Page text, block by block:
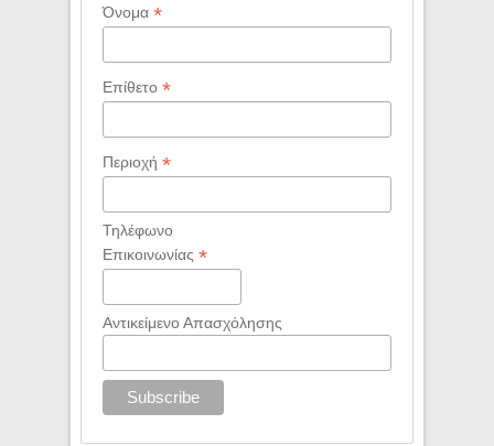
Όνομα *
Επίθετο *
Περιοχή *
Τηλέφωνο
Επικοινωνίας *
Αντικείμενο Απασχόλησης